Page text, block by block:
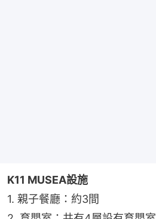
K11 MUSEA設施
1. 親子餐廳：約3間